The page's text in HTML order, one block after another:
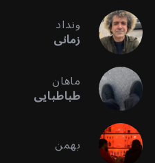
ونداد
زمانی
ماهان
طباطبایی
بهمن